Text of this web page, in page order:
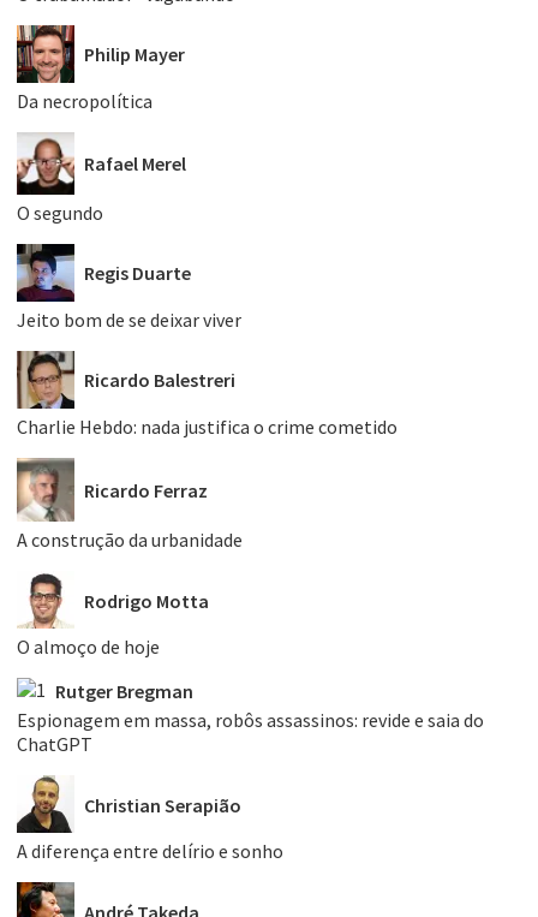
Philip Mayer
Da necropolítica
Rafael Merel
O segundo
Regis Duarte
Jeito bom de se deixar viver
Ricardo Balestreri
Charlie Hebdo: nada justifica o crime cometido
Ricardo Ferraz
A construção da urbanidade
Rodrigo Motta
O almoço de hoje
Rutger Bregman
Espionagem em massa, robôs assassinos: revide e saia do
ChatGPT
Christian Serapião
A diferença entre delírio e sonho
André Takeda